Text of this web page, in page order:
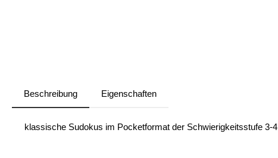
Beschreibung Eigenschaften
klassische Sudokus im Pocketformat der Schwierigkeitsstufe 3-4